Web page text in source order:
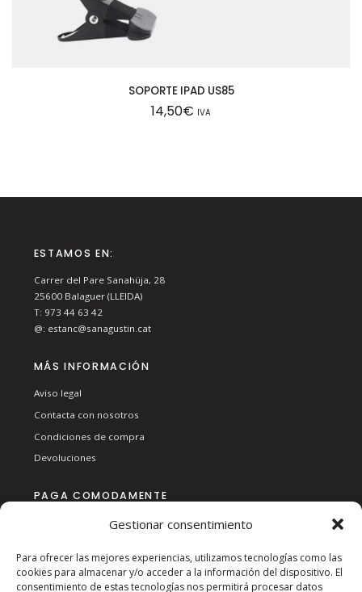
Gestionar consentimiento
Para ofrecer las mejores experiencias, utilizamos tecnologías como las
cookies para almacenar y/o acceder a la información del dispositivo. El
consentimiento de estas tecnologías nos permitirá procesar datos
SOPORTE IPAD US85
14,50€ IVA
ESTAMOS EN:
Carrer del Pare Sanahüja, 28
25600 Balaguer (LLEIDA)
T: 973 44 63 42
@: estanc@sanagustin.cat
MÁS INFORMACIÓN
Aviso legal
Contacta con nosotros
Condiciones de compra
Devoluciones
PAGA COMODAMENTE